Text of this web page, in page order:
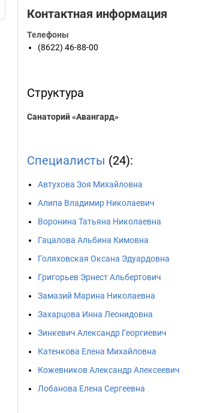
Контактная информация
Телефоны
(8622) 46-88-00
Структура
Санаторий «Авангард»
Специалисты (24):
Автухова Зоя Михайловна
Алипа Владимир Николаевич
Воронина Татьяна Николаевна
Гацалова Альбина Кимовна
Голяховская Оксана Эдуардовна
Григорьев Эрнест Альбертович
Замазий Марина Николаевна
Захарцова Инна Леонидовна
Зинкевич Александр Георгиевич
Катенкова Елена Михайловна
Кожевников Александр Алексеевич
Лобанова Елена Сергеевна